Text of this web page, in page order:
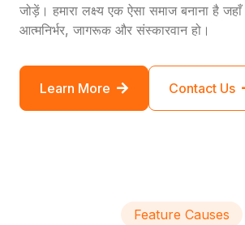
जोड़ें। हमारा लक्ष्य एक ऐसा समाज बनाना है
आत्मनिर्भर, जागरूक और संस्कारवान हो।
Learn More Contact Us
Feature Causes